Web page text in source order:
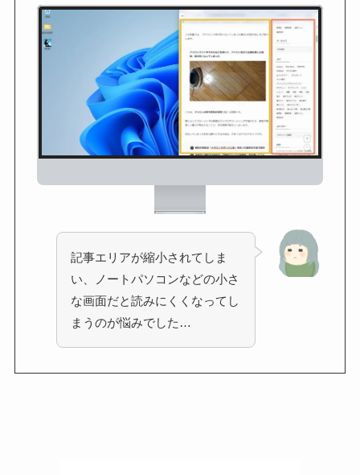
記事エリアが縮小されてしま
い、ノートパソコンなどの小さ
な画面だと読みにくくなってし
まうのが悩みでした…